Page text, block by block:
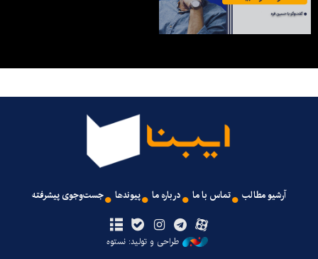
آرشیو مطالب تماس با ما درباره ما پیوندها جست‌وجوی پیشرفته
طراحی و تولید: نستوه